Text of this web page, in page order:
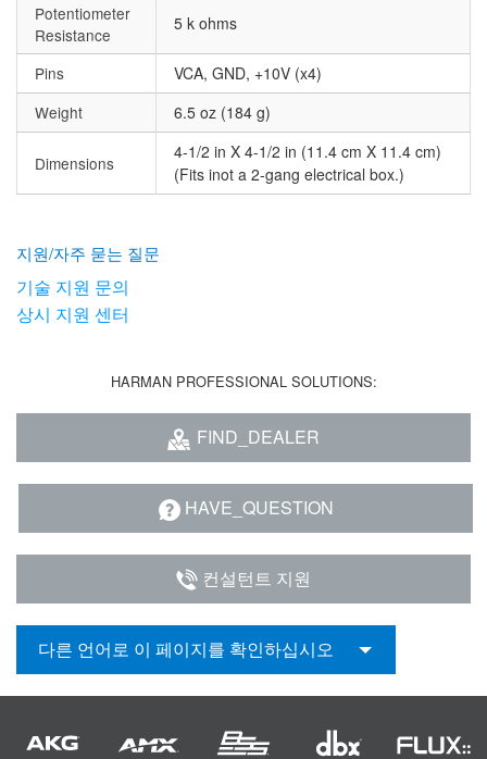
Potentiometer
Resistance
5 k ohms
Pins
VCA, GND, +10V (x4)
Weight
6.5 oz (184 g)
Dimensions
4-1/2 in X 4-1/2 in (11.4 cm X 11.4 cm)
(Fits inot a 2-gang electrical box.)
지원/자주 묻는 질문
기술 지원 문의
상시 지원 센터
HARMAN PROFESSIONAL SOLUTIONS:
FIND_DEALER
HAVE_QUESTION
컨설턴트 지원
다른 언어로 이 페이지를 확인하십시오